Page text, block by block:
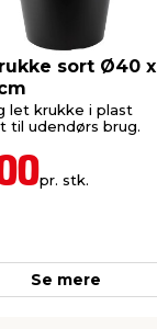
sort Ø40 x
let krukke i plast
til udendørs brug.
pr. stk.
Se mere